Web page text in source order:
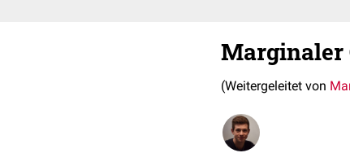
Marginaler
(Weitergeleitet von